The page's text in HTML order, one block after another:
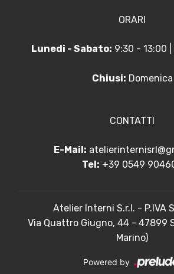
ORARI
Lunedi - Sabato: 9:30 - 13:00
Chiusi: Domenica
CONTATTI
E-Mail:
Tel: +39 0549
Atelier Interni S.r.l. - P.IVA
Via Quattro Giugno, 44 - 47899
Marino)
Powered by